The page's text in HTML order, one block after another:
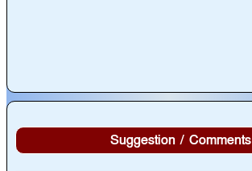
Suggestion / Comments